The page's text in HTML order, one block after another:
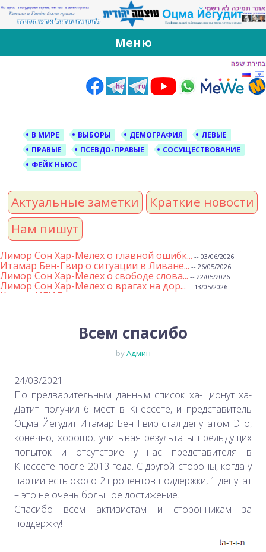
За Оцма Йегудит
עוצמה יהודית ברוסית ובעברית
Меню
В МИРЕ ВЫБОРЫ ДЕМОГРАФИЯ
ЛЕВЫЕ
ПРАВЫЕ
ПСЕВДО-ПРАВЫЕ
СОСУЩЕСТВОВАНИЕ
ФЕЙК НЬЮС
Актуальные заметки
Краткие новости
Нам пишут
Лимор Сон Хар-Мелех о главной ошибк... -- 03/06/2026
Итамар Бен-Гвир о ситуации в Ливане... -- 26/05/2026
Лимор Сон Хар-Мелех о свободе слова... -- 22/05/2026
Лимор Сон Хар-Мелех о врагах на дор... -- 13/05/2026
Клятва ИГИЛ
Лимор Сон Хар-Мелех о принятом по е...
Михаэль Бен Ари о недельной главе Т...-- 17/04/2026
Министр Бен-Гвир на месте падения р...
Михаэль Бен-Ари о недельной главе Т...
Михаэль Бен-Ари о недельной главе Т...
Михаэль Бен-Ари о недельных главах ... -- 13/03/2026
Демографический самообман...-- 13/03/2026
Иран и арабы -- 09/03/2026
Михаэль Бен-Ари о недельной главе Т...-- 06/03/2026
Михаэль Бен-Ари ‪о дилемме руководс...-- 27/02/2026
Михаэль Бен Ари о недельной главе Т...-- 27/02/2026
Михаэль Бен Ари о недельной главе Т... -- 20/02/2026
Михаэль Бен Ари о недельной главе Т... -- 13/02/2026
Михаэль Бен-Ари о недельной главе Т...-- 06/02/2026
Доля евреев снижается...
Михаэль Бен-Ари о недельной главе Т...
Всем спасибо
byАдмин
24/03/2021
По предварительным данным список ха-Ционут ха-
Датит получил 6 мест в Кнессете, и представитель
Оцма Йегудит Итамар Бен Гвир стал депутатом. Это,
конечно, хорошо, учитывая результаты предыдущих
попыток и отсутствие у нас представителя в
Кнессете после 2013 года. С другой стороны, когда у
партии есть около 2 процентов поддержки, 1 депутат
– это не очень большое достижение.
Спасибо всем активистам и сторонникам за
поддержку!